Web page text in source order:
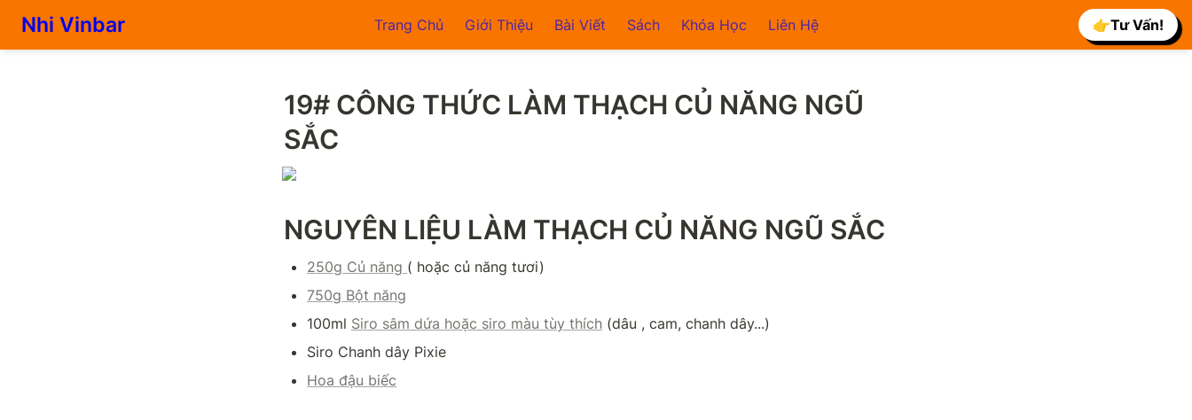
Nhi Vinbar Trang Chủ Giới Thiệu Bài Viết Sách Khóa Học Liên Hệ 👉Tư Vấn!
19# CÔNG THỨC LÀM THẠCH CỦ NĂNG NGŨ
SẮC
NGUYÊN LIỆU LÀM THẠCH CỦ NĂNG NGŨ SẮC
250g Củ năng ( hoặc củ năng tươi)
750g Bột năng
100ml Siro sâm dứa hoặc siro màu tùy thích (dâu , cam, chanh dây...)
Siro Chanh dây Pixie
Hoa đậu biếc